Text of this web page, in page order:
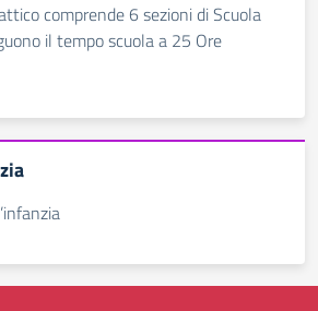
comprende 6 sezioni di Scuola
il tempo scuola a 25 Ore